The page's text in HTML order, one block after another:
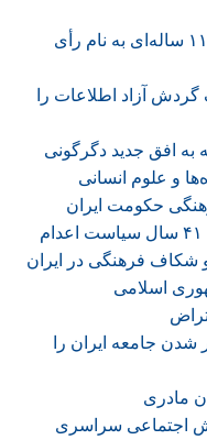
جمهوری اسلامی و دردسر ۱۱۵ ساله‌ای به نام رأی
آزاد اطلاعات را
افق جدید دگرگونی
و علوم انسانی
حکومت ایران
شکاف فرهنگی در ایران
اسلامی
شدن جامعه ایران را
مادری
اجتماعی سراسری